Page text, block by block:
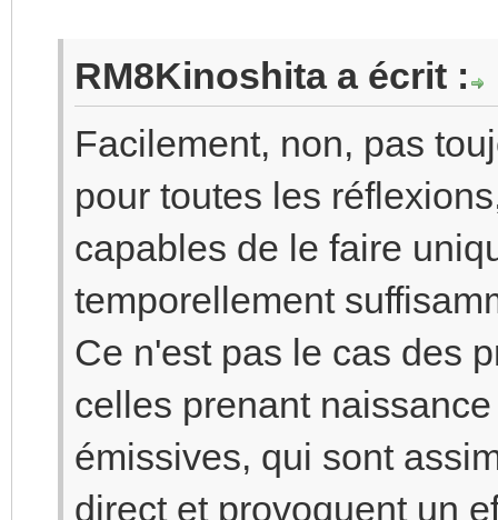
RM8Kinoshita a écrit :
Facilement, non, pas
pour toutes les
capables de le faire
temporellement
Ce n'est pas le cas des
celles prenant
émissives, qui sont
direct et provoquent un